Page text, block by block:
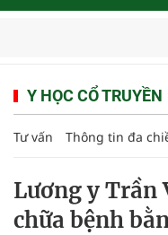
Y HỌC CỔ TRUYỀN
Tư vấn Thông tin đa
Lương y Trần
chữa bệnh